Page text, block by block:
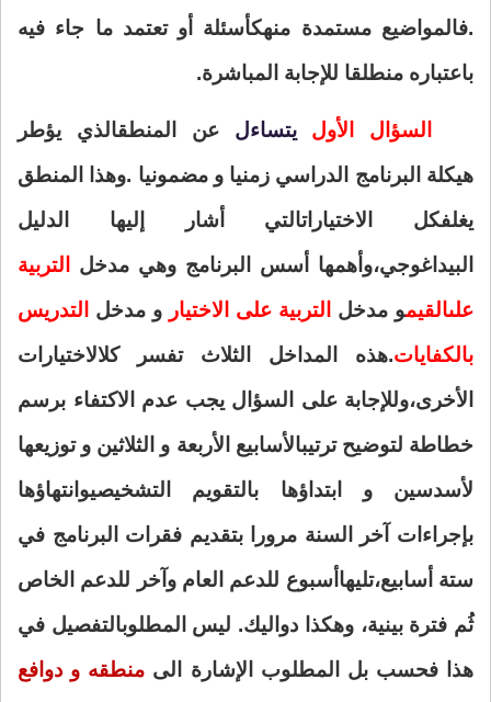
.فالمواضيع مستمدة منهكأسئلة أو تعتمد ما جاء فيه
باعتباره منطلقا للإجابة المباشرة.
السؤال الأول يتساءل عن المنطقالذي يؤطر
هيكلة البرنامج الدراسي زمنيا و مضمونيا .وهذا المنطق
يغلفكل الاختياراتالتي أشار إليها الدليل
البيداغوجي،وأهمها أسس البرنامج وهي مدخل
التربية
علىالقيمو مدخل التربية على الاختيار و مدخل
التدريس
بالكفايات.هذه المداخل الثلاث تفسر كلالاختيارات
الأخرى،وللإجابة على السؤال يجب عدم الاكتفاء برسم
خطاطة لتوضيح ترتيبالأسابيع الأربعة و الثلاثين و توزيعها
لأسدسين و ابتداؤها بالتقويم التشخيصيوانتهاؤها
بإجراءات آخر السنة مرورا بتقديم فقرات البرنامج في
ستة أسابيع،تليها أسبوع للدعم العام وآخر للدعم الخاص
ثُم فترة بينية، وهكذا دواليك. ليس المطلوبالتفصيل في
هذا فحسب بل المطلوب الإشارة الى منطقه و دوافع